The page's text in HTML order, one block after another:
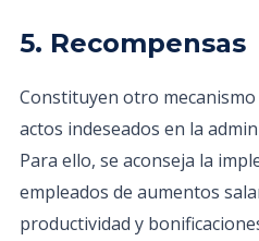
5. Recompensas
Constituyen otro
actos indeseados en la
Para ello, se aconseja la
empleados de aumentos
productividad y